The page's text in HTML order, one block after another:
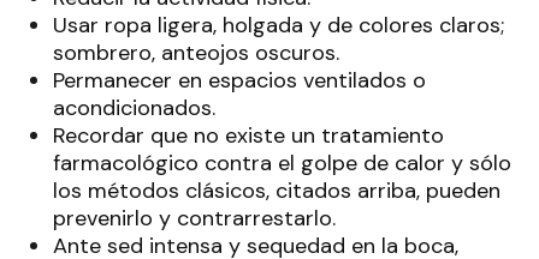
Usar ropa ligera, holgada y de colores claros;
sombrero, anteojos oscuros.
Permanecer en espacios ventilados o
acondicionados.
Recordar que no existe un tratamiento
farmacológico contra el golpe de calor y sólo
los métodos clásicos, citados arriba, pueden
prevenirlo y contrarrestarlo.
Ante sed intensa y sequedad en la boca,